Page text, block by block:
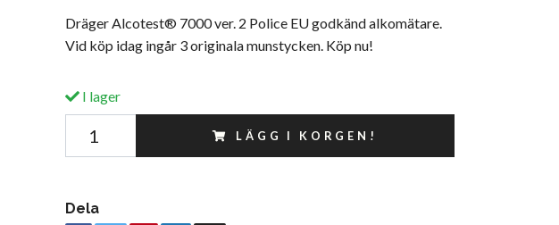
Dräger Alcotest® 7000 ver. 2 Police EU godkänd alkomätare.
Vid köp idag ingår 3 originala munstycken. Köp nu!
I lager
LÄGG I KORGEN!
Dela